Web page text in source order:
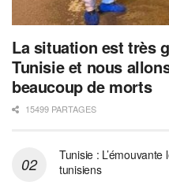
La situation est très
Tunisie et nous
beaucoup de morts
15499 PARTAGES
Tunisie :
tunisiens